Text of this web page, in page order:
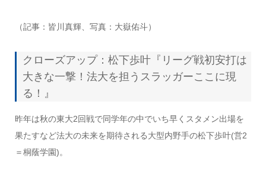
（記事：皆川真輝、写真：大嶽佑斗）
クローズアップ：松下歩叶『リーグ戦初安打は
大きな一撃！法大を担うスラッガーここに現
る！』
昨年は秋の東大2回戦で同学年の中でいち早くスタメン出場を
果たすなど法大の未来を期待される大型内野手の松下歩叶(営2
＝桐蔭学園)。